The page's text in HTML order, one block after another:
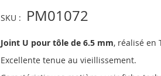
SKU PM01072
Joint U pour tôle de 6.5 mm, réalisé en
Excellente tenue au vieillissement.